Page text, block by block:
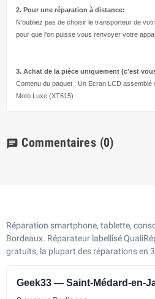
2. Pour une réparation à distance:
N'oubliez pas de choisir le transporteur de
pour que l'on puisse vous renvoyer votre
3. Achat de la pièce uniquement (c'est
Contenu du paquet : Un Ecran LCD assemblé
Moto Luxe (XT615)
chat Commentaires (0)
Réparation smartphone, tablette,
Bordeaux. Réparateur labellisé
gratuits, la plupart des réparations en
Geek33 — Saint-Médard-en-